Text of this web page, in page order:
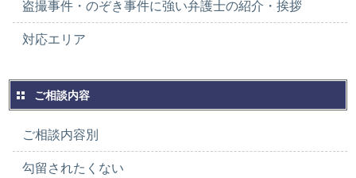
盗撮事件・のぞき事件に強い弁護士の紹介・挨拶
対応エリア
ご相談内容
ご相談内容別
勾留されたくない